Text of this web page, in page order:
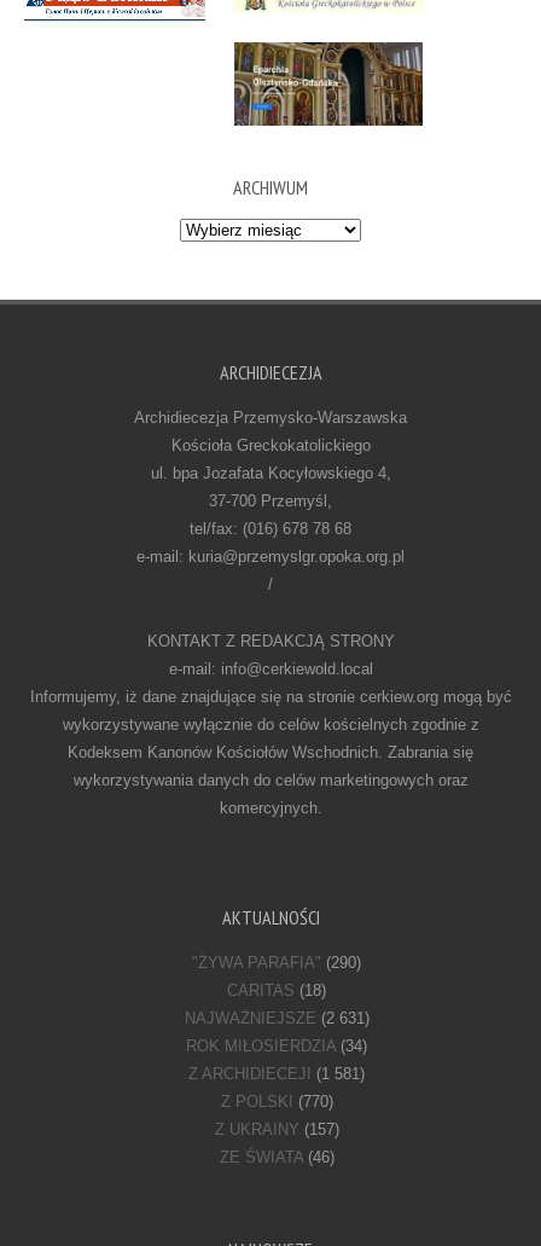
ARCHIWUM
Archiwum
ARCHIDIECEZJA
Archidiecezja Przemysko-Warszawska
Kościoła Greckokatolickiego
ul. bpa Jozafata Kocyłowskiego 4,
37-700 Przemyśl,
tel/fax: (016) 678 78 68
e-mail: kuria@przemyslgr.opoka.org.pl
/
KONTAKT Z REDAKCJĄ STRONY
e-mail: info@cerkiewold.local
Informujemy, iż dane znajdujące się na stronie cerkiew.org mogą być
wykorzystywane wyłącznie do celów kościelnych zgodnie z
Kodeksem Kanonów Kościołów Wschodnich. Zabrania się
wykorzystywania danych do celów marketingowych oraz
komercyjnych.
AKTUALNOŚCI
"ŻYWA PARAFIA" (290)
CARITAS (18)
NAJWAŻNIEJSZE (2 631)
ROK MIŁOSIERDZIA(34)
Z ARCHIDIECEJI
(1 581)
Z POLSKI
(770)
Z UKRAINY (157)
ZE ŚWIATA(46)